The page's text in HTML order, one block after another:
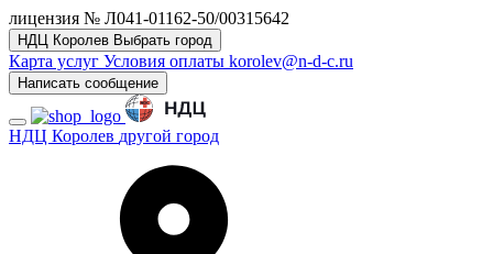
лицензия № Л041-01162-50/00315642
НДЦ Королев Выбрать город
Карта услуг Условия оплаты korolev@n-d-c.ru
Написать сообщение
НДЦ Королев другой город